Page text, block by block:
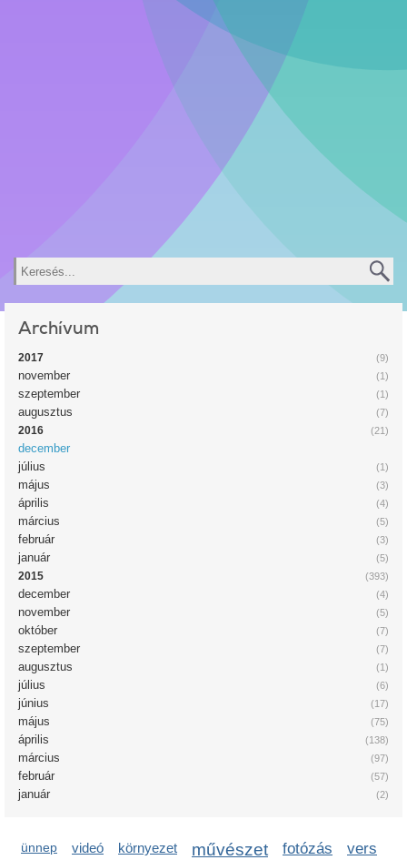
Keresés
Archívum
(9)
2017
(1)
november
(1)
szeptember
(7)
augusztus
(21)
2016
december
(1)
július
(3)
május
(4)
április
(5)
március
(3)
február
(5)
január
(393)
2015
(4)
december
(5)
november
(7)
október
(7)
szeptember
(1)
augusztus
(6)
július
(17)
június
(75)
május
(138)
április
(97)
március
(57)
február
(2)
január
ünnep videó környezet művészet fotózás vers